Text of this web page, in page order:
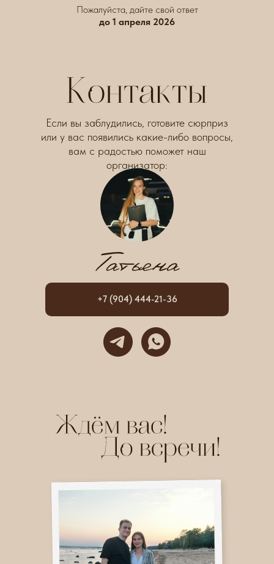
Пожалуйста, дайте свой ответ
до 1 апреля 2026
Если вы заблудились, готовите сюрприз
или у вас появились какие-либо вопросы,
вам с радостью поможет наш
организатор:
+7 (904) 444-21-36